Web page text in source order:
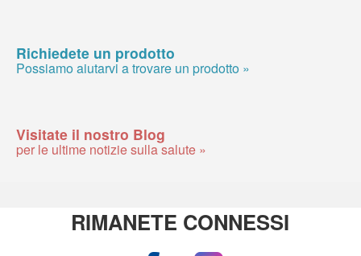
Richiedete un prodotto
Possiamo aiutarvi a trovare un prodotto »
Visitate il nostro Blog
per le ultime notizie sulla salute »
RIMANETE CONNESSI